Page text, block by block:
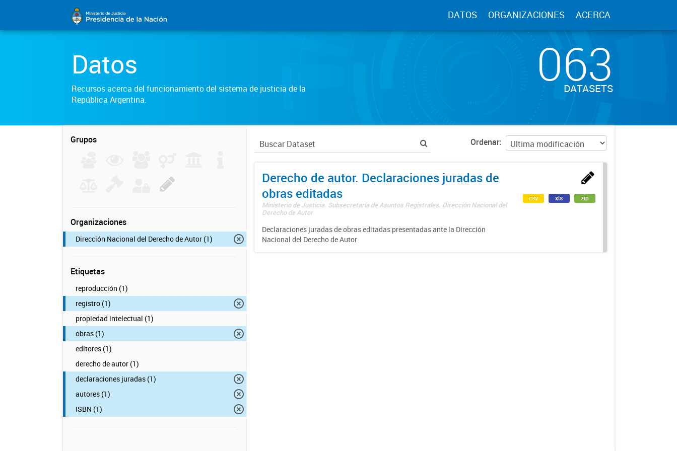
DATOS ORGANIZACIONES ACERCA
Datos
Recursos acerca del funcionamiento del sistema de justicia de la
República Argentina.
063
DATASETS
Grupos
Organizaciones
Dirección Nacional del Derecho de Autor (1)
Etiquetas
reproducción (1)
registro (1)
propiedad intelectual (1)
obras (1)
editores (1)
derecho de autor (1)
declaraciones juradas (1)
autores (1)
ISBN (1)
Ordenar
Derecho de autor. Declaraciones juradas de
obras editadas
Ministerio de Justicia. Subsecretaría de Asuntos Registrales. Dirección Nacional del
Derecho de Autor
Declaraciones juradas de obras editadas presentadas ante la Dirección
Nacional del Derecho de Autor
csv xls zip